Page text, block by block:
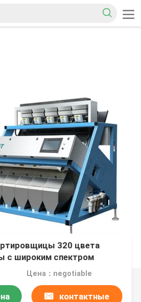
320 цвета
с широким спектром
Цена：negotiable
контактные